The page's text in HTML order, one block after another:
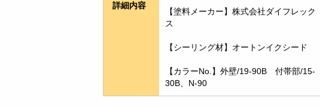
詳細内容
【塗料メーカー】株式会社ダイフレック
ス
【シーリング材】オートンイクシード
【カラーNo.】外壁/19-90B　付帯部/15-
30B、N-90